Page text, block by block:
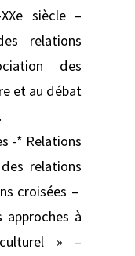
siècle –
relations
des
et au débat
-* Relations
relations
croisées –
approches à
» –